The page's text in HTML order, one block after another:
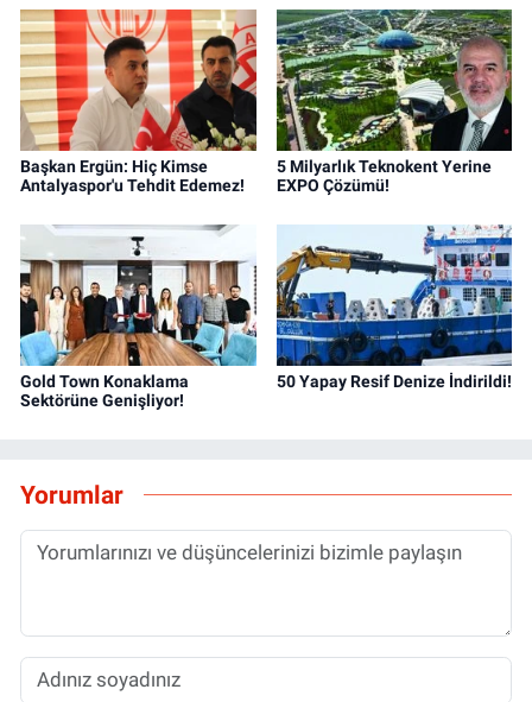
Başkan Ergün: Hiç Kimse
Antalyaspor'u Tehdit Edemez!
5 Milyarlık Teknokent Yerine
EXPO Çözümü!
Gold Town Konaklama
Sektörüne Genişliyor!
50 Yapay Resif Denize İndirildi!
Yorumlar